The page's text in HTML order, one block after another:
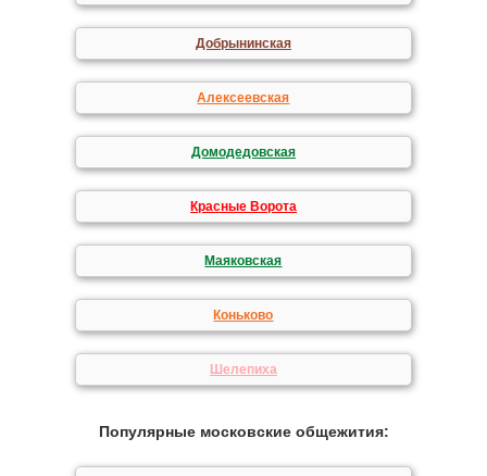
Добрынинская
Алексеевская
Домодедовская
Красные Ворота
Маяковская
Коньково
Шелепиха
Популярные московские общежития: